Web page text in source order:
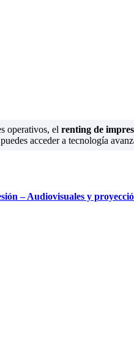
– Audiovisuales y
esencial para mejorar la
minorista y la gestión de
hasta etiquetas con
real.
en Tecnofim ofrecemos las
están
etiquetas sean legibles y
operativos, elrenting de
acceder a tecnología
el renting de equipos
. Además, si
con nosotros a través de